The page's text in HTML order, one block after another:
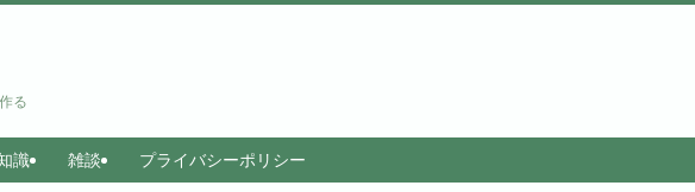
る
識 雑談 プライバシーポリシー